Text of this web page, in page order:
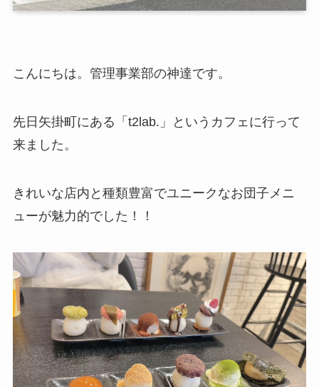
こんにちは。管理事業部の神達です。
先日矢掛町にある「t2lab.」というカフェに行って
来ました。
きれいな店内と種類豊富でユニークなお団子メニ
ューが魅力的でした！！